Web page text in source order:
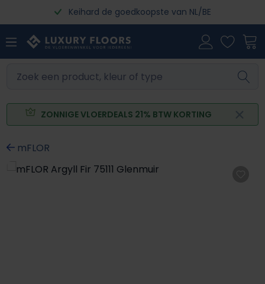
Ga naar de hoofdinhoudKeihard de goedkoopste van NL/BE
ZONNIGE VLOERDEALS 21% BTW KORTING
mFLOR
Afbeeldingengalerij overslaan